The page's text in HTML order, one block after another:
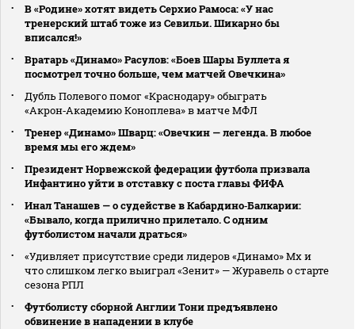
В «Родине» хотят видеть Серхио Рамоса: «У нас
тренерский штаб тоже из Севильи. Шикарно бы
вписался!»
Вратарь «Динамо» Расулов: «Боев Шары Буллета я
посмотрел точно больше, чем матчей Овечкина»
Дубль Полевого помог «Краснодару» обыграть
«Акрон‑Академию Коноплева» в матче МФЛ
Тренер «Динамо» Шварц: «Овечкин — легенда. В любое
время мы его ждем»
Президент Норвежской федерации футбола призвала
Инфантино уйти в отставку с поста главы ФИФА
Инал Танашев — о судействе в Кабардино‑Балкарии:
«Бывало, когда прилично прилетало. С одним
футболистом начали драться»
«Удивляет присутствие среди лидеров «Динамо» Мх и
что слишком легко выиграл «Зенит» — Журавель о старте
сезона РПЛ
Футболисту сборной Англии Тони предъявлено
обвинение в нападении в клубе